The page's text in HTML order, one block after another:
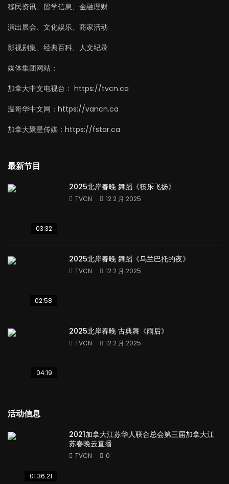
移民资讯、留学信息、金融理财
演出展会、文化娱乐、商家活动
影视剧集、经典百科、人文纪录
媒体集团网站：
加拿大中文电视台： https://tvcn.ca
温哥华中文网：https://vancn.ca
加拿大聚星传媒：https://fstar.ca
最新节目
03:32
2025北岸春晚 舞蹈《筷乐飞扬》
TVCN 12 2 月 2025
02:58
2025北岸春晚 舞蹈《乌兰巴托的夜》
TVCN 12 2 月 2025
04:19
2025北岸春晚 古典舞《雨后》
TVCN 12 2 月 2025
活动信息
01:36:21
2021加拿大江苏华人联合总会第三届加拿大江
苏春晚云直播
TVCN 0